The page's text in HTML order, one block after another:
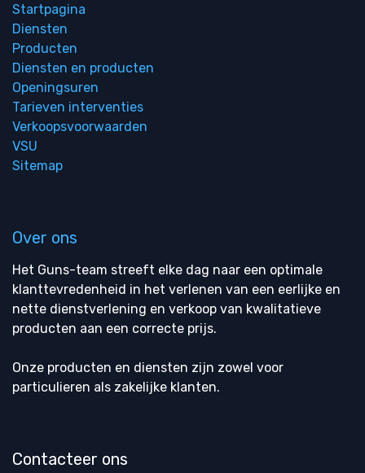
Startpagina
Diensten
Producten
Diensten en producten
Openingsuren
Tarieven interventies
Verkoopsvoorwaarden
VSU
Sitemap
Over ons
Het Guns-team streeft elke dag naar een optimale
klanttevredenheid in het verlenen van een eerlijke en
nette dienstverlening en verkoop van kwalitatieve
producten aan een correcte prijs.
Onze producten en diensten zijn zowel voor
particulieren als zakelijke klanten.
Contacteer ons